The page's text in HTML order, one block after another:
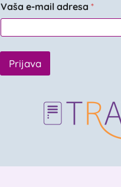
Vaša e-mail adresa *
Prijava